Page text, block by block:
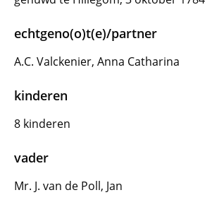
echtgeno(o)t(e)/partner
A.C. Valckenier, Anna Catharina
kinderen
8 kinderen
vader
Mr. J. van de Poll, Jan